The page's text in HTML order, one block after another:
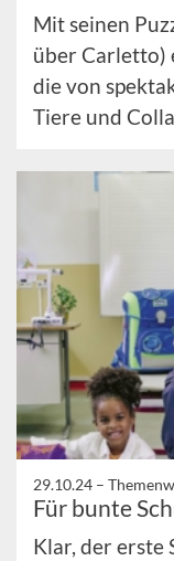
Mit seinen
über Carletto)
die von
Tiere und
29.10.24 –
Für bunte
Klar, der erste